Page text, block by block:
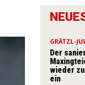
GRÄTZL-
Der
wieder
ein